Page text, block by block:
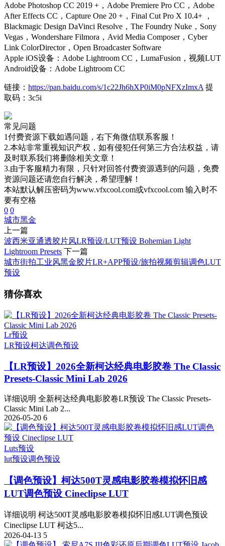
Adobe Photoshop CC 2019 +，Adobe Premiere Pro CC，Adobe
After Effects CC，Capture One 20 +，Final Cut Pro X 10.4+ ，
Blackmagic Design DaVinci Resolve，The Foundry Nuke，Sony
Vegas，Wondershare Filmora，Avid Media Composer，Cyber​​
Link ColorDirector，Open Broadcaster Software
Apple iOS设备：Adobe Lightroom CC，LumaFusion，视频LUT
Android设备：Adobe Lightroom CC
链接： https://pan.baidu.com/s/1c22Jh6hXP0iM0pNFXzImxA 提
取码：3c5i
常见问题
1付费资源下载如遇问题，右下角微信联系客服！
2.本站非常重视知识产权，如有侵犯任何第三方合法权益，请
及时联系我们将删除相关文章！
3.由于客服精力有限，只针对回答付费资源遇到的问题，免费
资源问题还请您自行解决，希望理解！
本站默认解压密码为www.vfxcool.com或vfxcool.com 输入时不
要有空格
0 0
城市黑金
上一篇
波西米亚通透胶片风LR预设/LUT预设 Bohemian Light
Lightroom Presets 下一篇
城市街拍工业风黑金胶片LR+APP预设/旅拍视频剪辑调色LUT
预设
猜你喜欢
Lr预设
LR预设柯达调色预设
【LR预设】2026全新柯达经典电影胶卷 The Classic
Presets-Classic Mini Lab 2026
详细说明 全新柯达经典电影胶卷LR预设 The Classic Presets-
Classic Mini Lab 2...
2026-05-20 6
Luts预设
lut预设调色预设
【调色预设】柯达500T灵感电影胶卷模拟怀旧感
LUT调色预设 Cineclipse LUT
详细说明 柯达500T灵感电影胶卷模拟怀旧感LUT调色预设
Cineclipse LUT 柯达5...
2026-04-13 5